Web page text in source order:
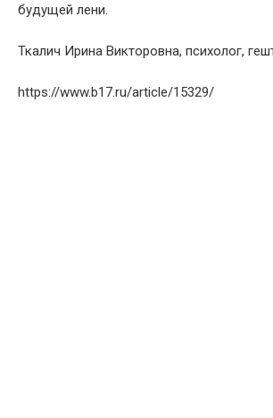
будущей лени.
Ткалич Ирина Викторовна, психолог,
https://www.b17.ru/article/15329/